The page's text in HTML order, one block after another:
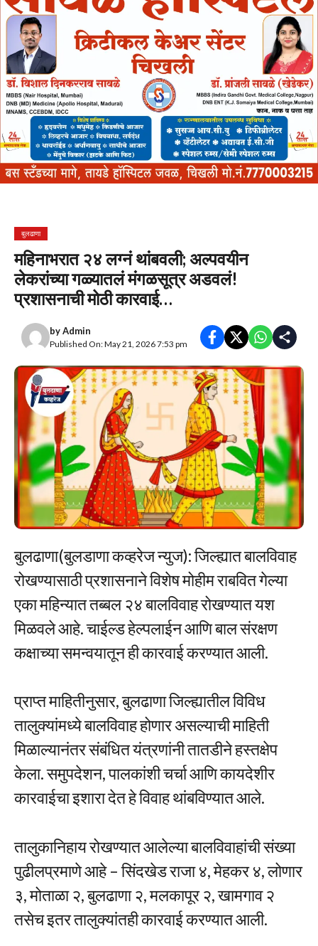
बुलढाणा
महिनाभरात २४ लग्नं थांबवली; अल्पवयीन
लेकरांच्या गळ्यातलं मंगळसूत्र अडवलं!
प्रशासनाची मोठी कारवाई…
byAdmin
Published On: May 21, 2026 7:53 pm
बुलढाणा(बुलडाणा कव्हरेज न्युज): जिल्ह्यात बालविवाह
रोखण्यासाठी प्रशासनाने विशेष मोहीम राबवित गेल्या
एका महिन्यात तब्बल २४ बालविवाह रोखण्यात यश
मिळवले आहे. चाईल्ड हेल्पलाईन आणि बाल संरक्षण
कक्षाच्या समन्वयातून ही कारवाई करण्यात आली.
प्राप्त माहितीनुसार, बुलढाणा जिल्ह्यातील विविध
तालुक्यांमध्ये बालविवाह होणार असल्याची माहिती
मिळाल्यानंतर संबंधित यंत्रणांनी तातडीने हस्तक्षेप
केला. समुपदेशन, पालकांशी चर्चा आणि कायदेशीर
कारवाईचा इशारा देत हे विवाह थांबविण्यात आले.
तालुकानिहाय रोखण्यात आलेल्या बालविवाहांची संख्या
पुढीलप्रमाणे आहे – सिंदखेड राजा ४, मेहकर ४, लोणार
३, मोताळा २, बुलढाणा २, मलकापूर २, खामगाव २
तसेच इतर तालुक्यांतही कारवाई करण्यात आली.